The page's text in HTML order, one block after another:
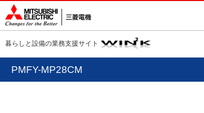
暮らしと設備の業務支援サイト
PMFY-MP28CM